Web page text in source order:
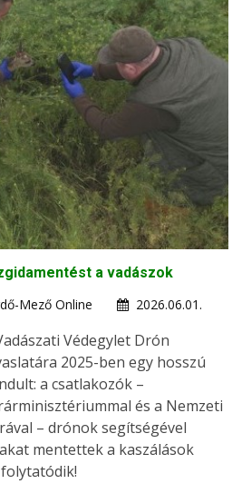
a vadászok
Mező Online
2026.06.01.
Védegylet Drón
2025-ben egy hosszú
a csatlakozók –
és a Nemzeti
– drónok segítségével
mentettek a kaszálások